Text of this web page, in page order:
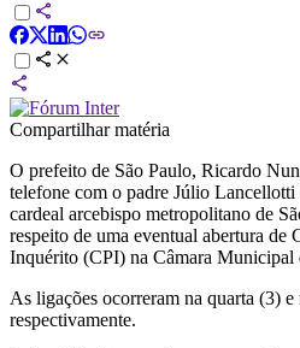
Compartilhar matéria
O prefeito de São Paulo, Ricardo
telefone com o padre Júlio
cardeal arcebispo metropolitano de
respeito de uma eventual abertura de
Inquérito (CPI) na Câmara Municipal
As ligações ocorreram na quarta (3)
respectivamente.